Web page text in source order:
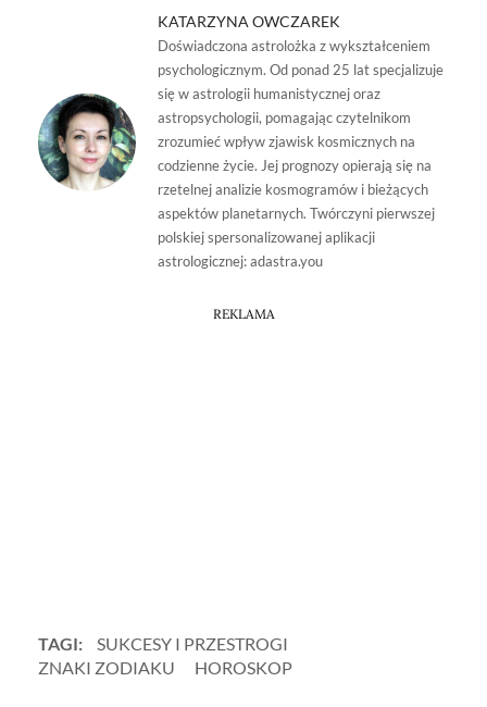
KATARZYNA OWCZAREK
Doświadczona astrolożka z wykształceniem
psychologicznym. Od ponad 25 lat specjalizuje
się w astrologii humanistycznej oraz
astropsychologii, pomagając czytelnikom
zrozumieć wpływ zjawisk kosmicznych na
codzienne życie. Jej prognozy opierają się na
rzetelnej analizie kosmogramów i bieżących
aspektów planetarnych. Twórczyni pierwszej
polskiej spersonalizowanej aplikacji
astrologicznej: adastra.you
REKLAMA
TAGI:
SUKCESY I PRZESTROGI
ZNAKI ZODIAKU
HOROSKOP